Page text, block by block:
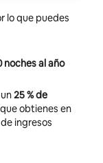
lo que puedes
noches al año
25 % de
obtienes en
ingresos